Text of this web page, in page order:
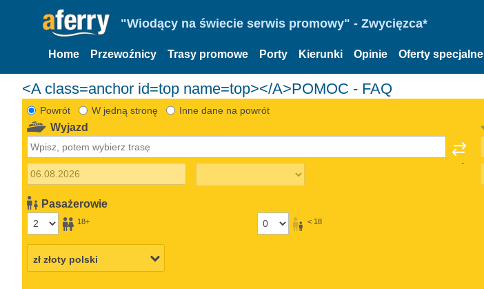
"Wiodący na świecie serwis promowy" - Zwycięzca*
Home Przewoźnicy Trasy promowe Porty Kierunki Opinie Oferty specjalne
<A class=anchor id=top name=top></A>POMOC - FAQ
Powrót W jedną stronę Inne dane na powrót
Wyjazd
Pasażerowie
18+ < 18